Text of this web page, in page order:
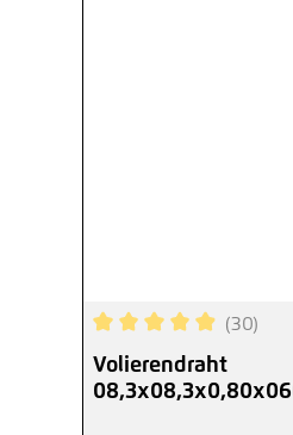
Durchschnittliche
(30)
Volierendraht